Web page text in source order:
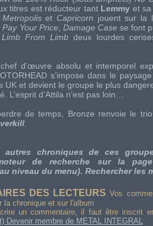
titres est réducteur tant Lemmy et
Metropoliset Capricorn jouent sur la
Pay Your Price Damage Casese font
Limb From Limbdeux lourdes
d’œuvre absolu et intemporel
s’impose dans le
UK et devient le groupe le plus
L’esprit d’Attila n’est pas loin…
de temps, Bronze renvoie le
autres chroniques de ces
de recherche sur la
niveau du menu). Rechercher les
DES LECTEURS Vos
la chronique et sur l'album
un commentaire, il faut être inscrit
Devenir membre de METAL INTEGRAL